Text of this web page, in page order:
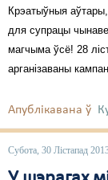
Крэатыўныя аўтары,
для супрацы
магчыма ўсё! 28
арганізаваны
Апублікавана ў
Субота, 30 Лістапад